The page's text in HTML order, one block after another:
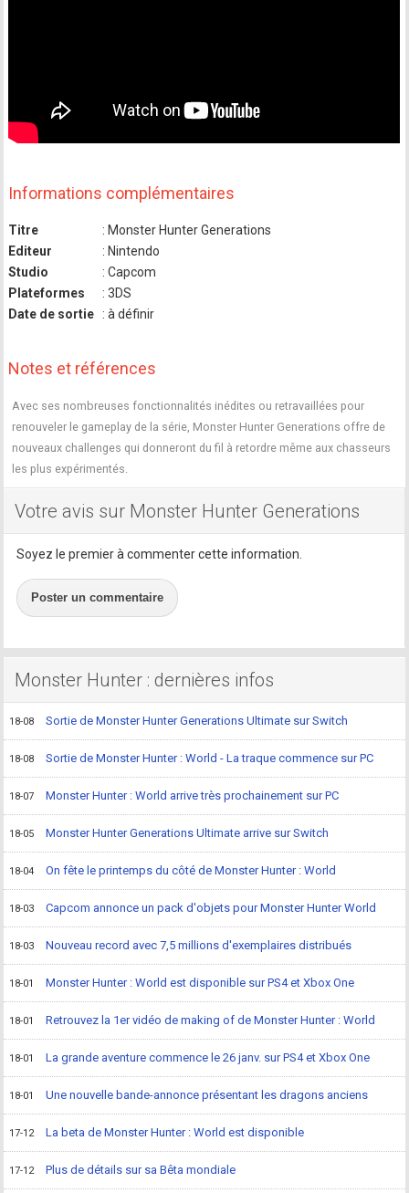
Informations complémentaires
Titre
: Monster Hunter Generations
Editeur
: Nintendo
Studio
: Capcom
Plateformes
: 3DS
Date de sortie
: à définir
Notes et références
Avec ses nombreuses fonctionnalités inédites ou retravaillées pour
renouveler le gameplay de la série, Monster Hunter Generations offre de
nouveaux challenges qui donneront du fil à retordre même aux chasseurs
les plus expérimentés.
Votre avis sur Monster Hunter Generations
Soyez le premier à commenter cette information.
Poster un commentaire
Monster Hunter : dernières infos
18-08 Sortie de Monster Hunter Generations Ultimate sur Switch
18-08 Sortie de Monster Hunter : World - La traque commence sur PC
18-07 Monster Hunter : World arrive très prochainement sur PC
18-05 Monster Hunter Generations Ultimate arrive sur Switch
18-04 On fête le printemps du côté de Monster Hunter : World
18-03 Capcom annonce un pack d'objets pour Monster Hunter World
18-03 Nouveau record avec 7,5 millions d'exemplaires distribués
18-01 Monster Hunter : World est disponible sur PS4 et Xbox One
18-01 Retrouvez la 1er vidéo de making of de Monster Hunter : World
18-01 La grande aventure commence le 26 janv. sur PS4 et Xbox One
18-01 Une nouvelle bande-annonce présentant les dragons anciens
17-12 La beta de Monster Hunter : World est disponible
17-12 Plus de détails sur sa Bêta mondiale